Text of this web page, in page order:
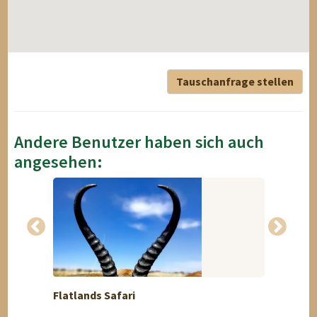
Tauschanfrage stellen
Andere Benutzer haben sich auch
angesehen:
Flatlands Safari